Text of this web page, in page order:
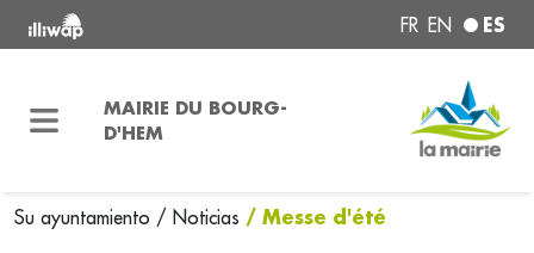
FR EN ES
MAIRIE DU BOURG-
D'HEM
Su ayuntamiento / Noticias / Messe d'été